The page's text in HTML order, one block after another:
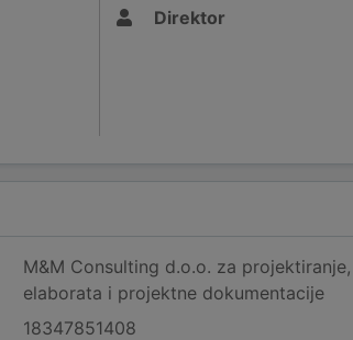
Direktor
M&M Consulting d.o.o. za
elaborata i projektne dokumentacije
18347851408